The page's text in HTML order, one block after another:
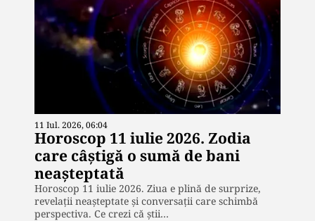
11 Iul. 2026, 06:04
Horoscop 11 iulie 2026. Zodia
care câștigă o sumă de bani
neașteptată
Horoscop 11 iulie 2026. Ziua e plină de surprize,
revelații neașteptate și conversații care schimbă
perspectiva. Ce crezi că știi…